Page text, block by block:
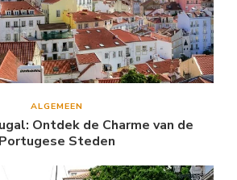
ALGEMEEN
Ontdek de Charme van de
Portugese Steden